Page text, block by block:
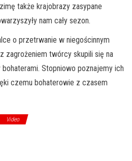
także krajobrazy zasypane
nam cały sezon.
o przetrwanie w niegościnnym
zagrożeniem twórcy skupili się na
Stopniowo poznajemy ich
czemu bohaterowie z czasem
Video